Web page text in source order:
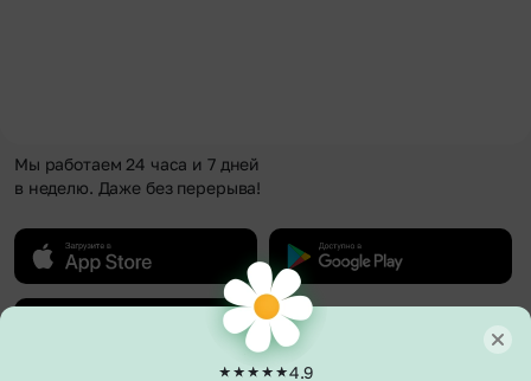
Мы работаем 24 часа и 7 дней
в неделю. Даже без перерыва!
4.9